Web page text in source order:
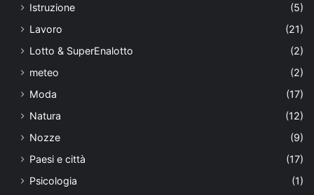
Istruzione
(5)
Lavoro
(21)
Lotto & SuperEnalotto
(2)
meteo
(2)
Moda
(17)
Natura
(12)
Nozze
(9)
Paesi e città
(17)
Psicologia
(1)